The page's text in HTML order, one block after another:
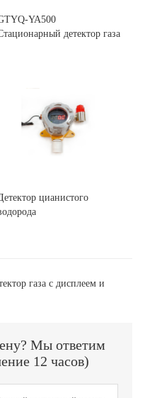
YA500
детектор газа
цианистого
газа с дисплеем и
Мы ответим
12 часов)